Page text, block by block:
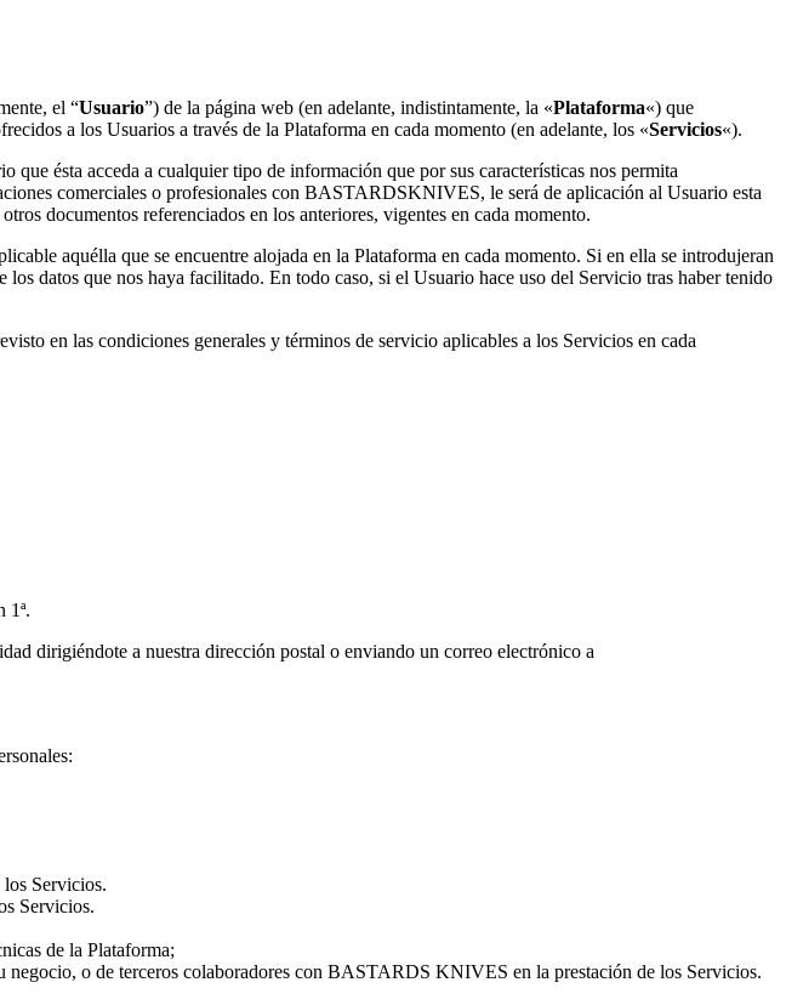
el “Usuario”) de la página web (en adelante, indistintamente, la «Plataforma«) que
a los Usuarios a través de la Plataforma en cada momento (en adelante, los «Servicios«).
ésta acceda a cualquier tipo de información que por sus características nos permita
comerciales o profesionales con BASTARDSKNIVES, le será de aplicación al Usuario esta
documentos referenciados en los anteriores, vigentes en cada momento.
aquélla que se encuentre alojada en la Plataforma en cada momento. Si en ella se introdujeran
datos que nos haya facilitado. En todo caso, si el Usuario hace uso del Servicio tras haber tenido
en las condiciones generales y términos de servicio aplicables a los Servicios en cada
1ª.
dirigiéndote a nuestra dirección postal o enviando un correo electrónico a
Servicios.
Servicios.
de la Plataforma;
o de terceros colaboradores con BASTARDS KNIVES en la prestación de los Servicios.